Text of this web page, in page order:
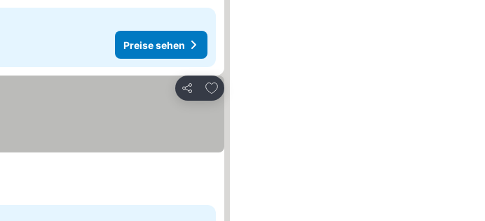
Preise sehen
Teilen
Zu Favoriten hinzufügen